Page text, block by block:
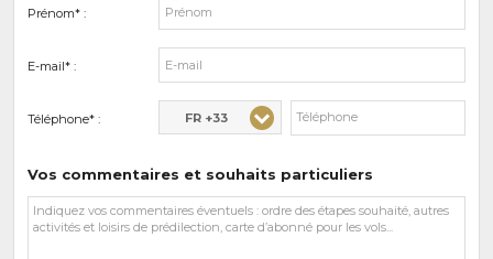
Prénom* :
E-mail* :
Téléphone* : FR +33
Vos commentaires et souhaits particuliers
Vos
commentaires